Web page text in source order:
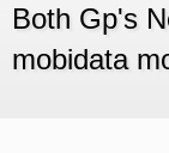
Both Gp's
mobidata